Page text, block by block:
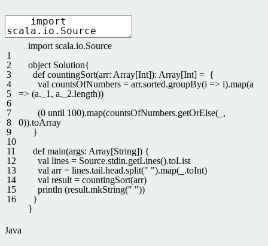
1
2
3
4
5
6
7
8
9
10
11
12
13
14
15
16
import scala.io.Source
object Solution{
defcountingSort(arr: Array[Int]): Array[Int] = {
val countsOfNumbers = arr.sorted.groupBy(i => i).map(a
=> (a. _1 , a. _2.length))
(0 until 100).map(countsOfNumbers.getOrElse( ,
0)).toArray
}
defmain(args: Array[String]) {
val lines = Source.stdin.getLines().toList
val arr = lines.tail.head.split(" ").map( .toInt)
val result = countingSort(arr)
println (result.mkString(" "))
}
}
Java